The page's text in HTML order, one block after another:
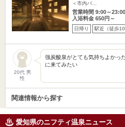
＜市内バ…
営業時間 9:00～23:00
入浴料金 650円～
日帰り 駅近（徒歩10
20代 男
性
強炭酸泉がとても気持ちよかっ
に来てみたい
関連情報から探す
愛知県のニフティ温泉ニュース